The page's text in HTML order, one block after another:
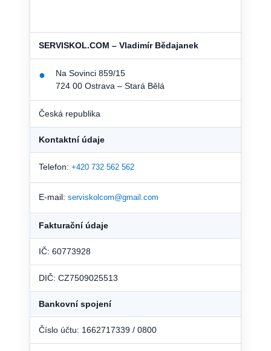
SERVISKOL.COM – Vladimír Bědajanek
●
Na Sovinci 859/15
724 00 Ostrava – Stará Bělá
Česká republika
Kontaktní údaje
Telefon: +420 732 562 562
E-mail: serviskolcom@gmail.com
Fakturační údaje
IČ: 60773928
DIČ: CZ7509025513
Bankovní spojení
Číslo účtu: 1662717339 / 0800